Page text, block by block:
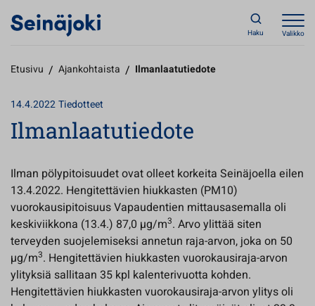
Haku Valikko
Etusivu / Ajankohtaista / Ilmanlaatutiedote
14.4.2022Tiedotteet
Ilmanlaatutiedote
Ilman pölypitoisuudet ovat olleet korkeita Seinäjoella eilen
13.4.2022. Hengitettävien hiukkasten (PM10)
vuorokausipitoisuus Vapaudentien mittausasemalla oli
keskiviikkona (13.4.) 87,0 µg/m3. Arvo ylittää siten
terveyden suojelemiseksi annetun raja-arvon, joka on 50
µg/m3. Hengitettävien hiukkasten vuorokausiraja-arvon
ylityksiä sallitaan 35 kpl kalenterivuotta kohden.
Hengitettävien hiukkasten vuorokausiraja-arvon ylitys oli